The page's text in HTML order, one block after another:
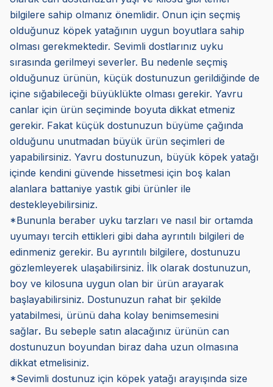
bilgilere sahip olmanız önemlidir. Onun için seçmiş
olduğunuz köpek yatağının uygun boyutlara sahip
olması gerekmektedir. Sevimli dostlarınız uyku
sırasında gerilmeyi severler. Bu nedenle seçmiş
olduğunuz ürünün, küçük dostunuzun gerildiğinde de
içine sığabileceği büyüklükte olması gerekir. Yavru
canlar için ürün seçiminde boyuta dikkat etmeniz
gerekir. Fakat küçük dostunuzun büyüme çağında
olduğunu unutmadan büyük ürün seçimleri de
yapabilirsiniz. Yavru dostunuzun, büyük köpek yatağı
içinde kendini güvende hissetmesi için boş kalan
alanlara battaniye yastık gibi ürünler ile
destekleyebilirsiniz.
*Bununla beraber uyku tarzları ve nasıl bir ortamda
uyumayı tercih ettikleri gibi daha ayrıntılı bilgileri de
edinmeniz gerekir. Bu ayrıntılı bilgilere, dostunuzu
gözlemleyerek ulaşabilirsiniz. İlk olarak dostunuzun,
boy ve kilosuna uygun olan bir ürün arayarak
başlayabilirsiniz. Dostunuzun rahat bir şekilde
yatabilmesi, ürünü daha kolay benimsemesini
sağlar. Bu sebeple satın alacağınız ürünün can
dostunuzun boyundan biraz daha uzun olmasına
dikkat etmelisiniz.
*Sevimli dostunuz için köpek yatağı arayışında size